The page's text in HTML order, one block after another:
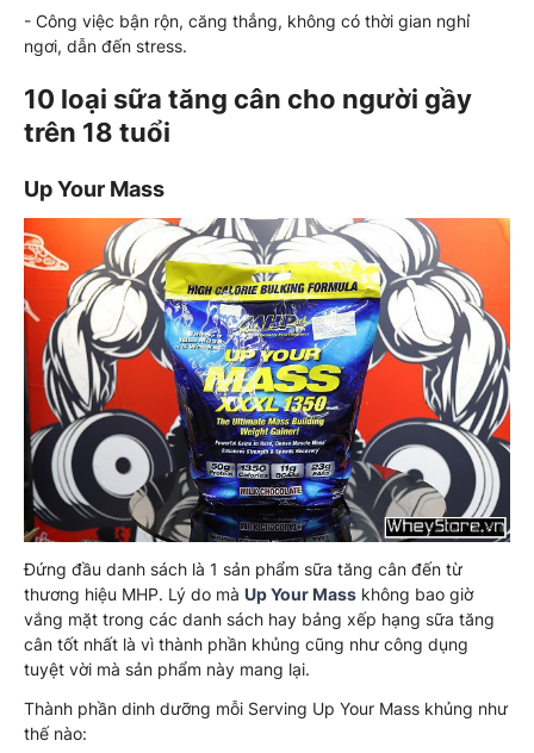
- Công việc bận rộn, căng thẳng, không có thời gian nghỉ
ngơi, dẫn đến stress.
10 loại sữa tăng cân cho người gầy
trên 18 tuổi
Up Your Mass
Đứng đầu danh sách là 1 sản phẩm sữa tăng cân đến từ
thương hiệu MHP. Lý do mà Up Your Mass không bao giờ
vắng mặt trong các danh sách hay bảng xếp hạng sữa tăng
cân tốt nhất là vì thành phần khủng cũng như công dụng
tuyệt vời mà sản phẩm này mang lại.
Thành phần dinh dưỡng mỗi Serving Up Your Mass khủng như
thế nào: